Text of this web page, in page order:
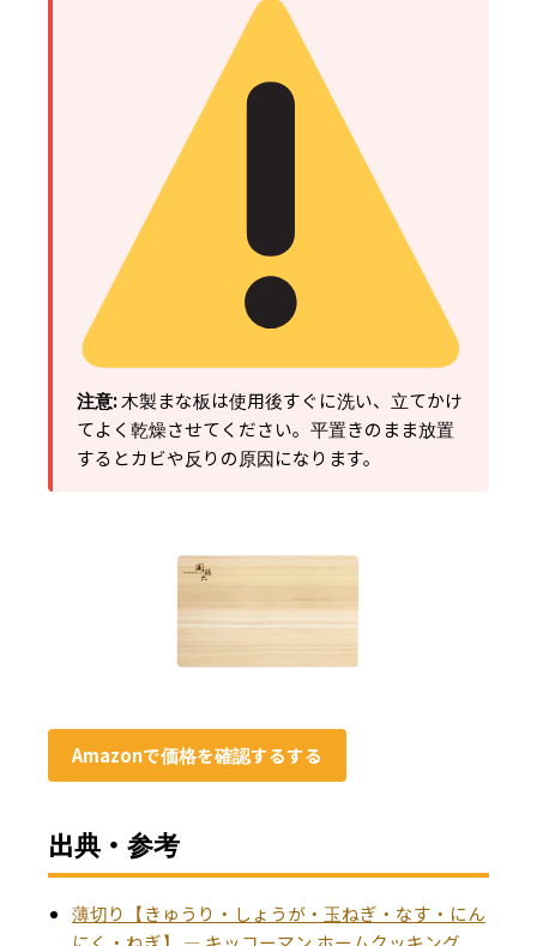
注意:木製まな板は使用後すぐに洗い、立てかけ
てよく乾燥させてください。平置きのまま放置
するとカビや反りの原因になります。
Amazonで価格を確認するする
出典・参考
薄切り【きゅうり・しょうが・玉ねぎ・なす・にん